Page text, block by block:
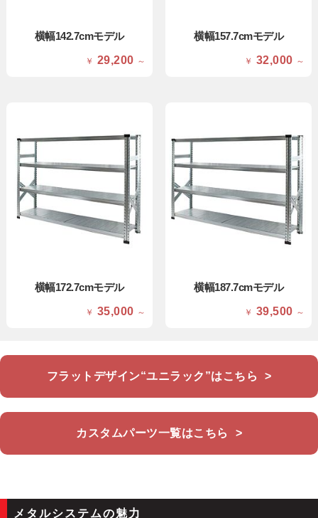
横幅142.7cmモデル
￥ 29,200 ～
横幅157.7cmモデル
￥ 32,000 ～
横幅172.7cmモデル
￥ 35,000 ～
横幅187.7cmモデル
￥ 39,500 ～
フラットデザイン“ユニラック”はこちら >
カスタムパーツ一覧はこちら >
メタルシステムの魅力